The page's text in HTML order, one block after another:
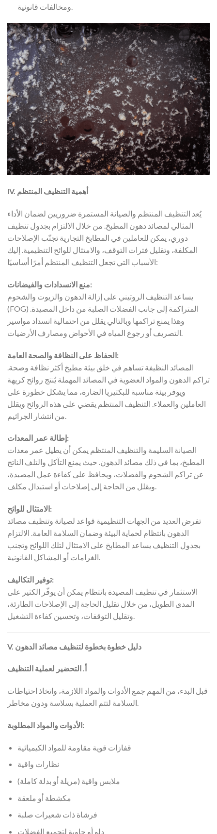
ومخالفات قانونية.
IV. أهمية التنظيف المنتظم
يُعد التنظيف المنتظم والصيانة المستمرة ضروريين لضمان الأداء
المثالي لمصائد دهون المطبخ. من خلال الالتزام بجدول تنظيف
دوري، يمكن للعاملين في المطابخ التجارية تجنّب الإصلاحات
المكلفة، وتقليل فترات التوقف، والامتثال للوائح التنظيمية. إليك
الأسباب التي تجعل التنظيف المنتظم أمرًا أساسيًا:
منع الانسدادات والفيضانات:
يساعد التنظيف الروتيني على إزالة الدهون والزيوت والشحوم
(FOG) المتراكمة إلى جانب الفضلات الصلبة من داخل المصيدة.
وهذا يمنع تراكمها وبالتالي يقلل من احتمالية انسداد مواسير
الحفاظ على النظافة والصحة العامة:
المصائد النظيفة تساهم في خلق بيئة مطبخ أكثر نظافة وصحة.
تراكم الدهون والمواد العضوية في المصائد المهملة يُنتج روائح كريهة
ويوفر بيئة مناسبة للبكتيريا الضارة، مما يشكل خطورة على
العاملين والعملاء. التنظيف المنتظم يقضي على هذه الروائح ويقلل
إطالة عمر المعدات:
الصيانة السليمة والتنظيف المنتظم يمكن أن يطيل عمر معدات
المطبخ، بما في ذلك مصائد الدهون. حيث يمنع التآكل والتلف الناتج
عن تراكم الشحوم والفضلات، ويحافظ على كفاءة عمل المصيدة،
ويقلل من الحاجة إلى إصلاحات أو استبدال مكلف.
الامتثال للوائح:
تفرض العديد من الجهات التنظيمية قواعد لصيانة وتنظيف مصائد
الدهون بانتظام لحماية البيئة وضمان السلامة العامة. الالتزام
بجدول التنظيف يساعد المطابخ على الامتثال لتلك اللوائح وتجنب
الغرامات أو المشاكل القانونية.
توفير التكاليف:
الاستثمار في تنظيف المصيدة بانتظام يمكن أن يوفّر الكثير على
المدى الطويل، من خلال تقليل الحاجة إلى الإصلاحات الطارئة،
وتقليل التوقفات، وتحسين كفاءة التشغيل.
V. دليل خطوة بخطوة لتنظيف مصائد الدهون
أ. التحضير لعملية التنظيف
قبل البدء، من المهم جمع الأدوات والمواد اللازمة، واتخاذ احتياطات
السلامة لتتم العملية بسلاسة ودون مخاطر.
الأدوات والمواد المطلوبة:
قفازات قوية مقاومة للمواد الكيميائية
نظارات واقية
ملابس واقية (مريلة أو بدلة كاملة)
مكشطة أو ملعقة
فرشاة ذات شعيرات صلبة
دلو أو حاوية لتجميع الفضلات